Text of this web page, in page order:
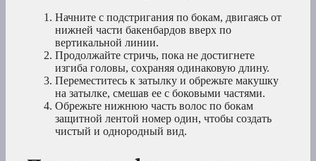
Начните с подстригания по бокам, двигаясь от
нижней части бакенбардов вверх по
вертикальной линии.
Продолжайте стричь, пока не достигнете
изгиба головы, сохраняя одинаковую длину.
Переместитесь к затылку и обрежьте макушку
на затылке, смешав ее с боковыми частями.
Обрежьте нижнюю часть волос по бокам
защитной лентой номер один, чтобы создать
чистый и однородный вид.